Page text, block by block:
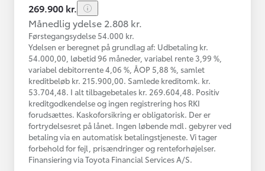
269.900 kr.
Månedlig ydelse 2.808 kr.
Førstegangsydelse 54.000 kr.
Ydelsen er beregnet på grundlag af: Udbetaling kr.
54.000,00, løbetid 96 måneder, variabel rente 3,99 %,
variabel debitorrente 4,06 %, ÅOP 5,88 %, samlet
kreditbeløb kr. 215.900,00. Samlede kreditomk. kr.
53.704,48. I alt tilbagebetales kr. 269.604,48. Positiv
kreditgodkendelse og ingen registrering hos RKI
forudsættes. Kaskoforsikring er obligatorisk. Der er
fortrydelsesret på lånet. Ingen løbende mdl. gebyrer ved
betaling via en automatisk betalingstjeneste. Vi tager
forbehold for fejl, prisændringer og renteforhøjelser.
Finansiering via Toyota Financial Services A/S.